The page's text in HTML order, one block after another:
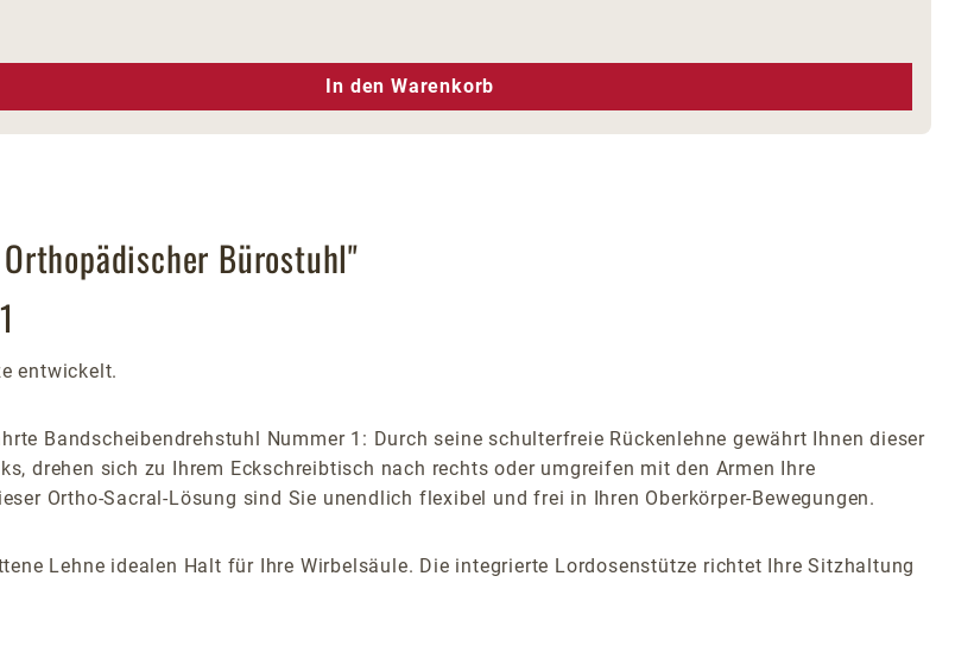
oder benutze die Schaltflächen um die Anzahl zu erhöhen oder zu
In den Warenkorb
Bürostuhl"
entwickelt.
Bandscheibendrehstuhl Nummer 1: Durch seine schulterfreie Rückenlehne gewährt Ihnen dieser
drehen sich zu Ihrem Eckschreibtisch nach rechts oder umgreifen mit den Armen Ihre
Ortho-Sacral-Lösung sind Sie unendlich flexibel und frei in Ihren Oberkörper-Bewegungen.
Lehne idealen Halt für Ihre Wirbelsäule. Die integrierte Lordosenstütze richtet Ihre Sitzhaltung